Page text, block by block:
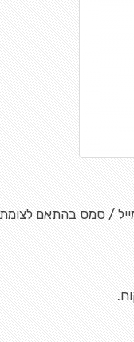
/ סמס בהתאם